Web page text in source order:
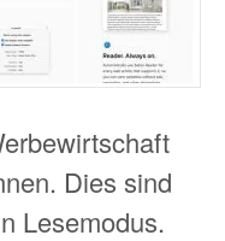
Dies sind
Lesemodus.